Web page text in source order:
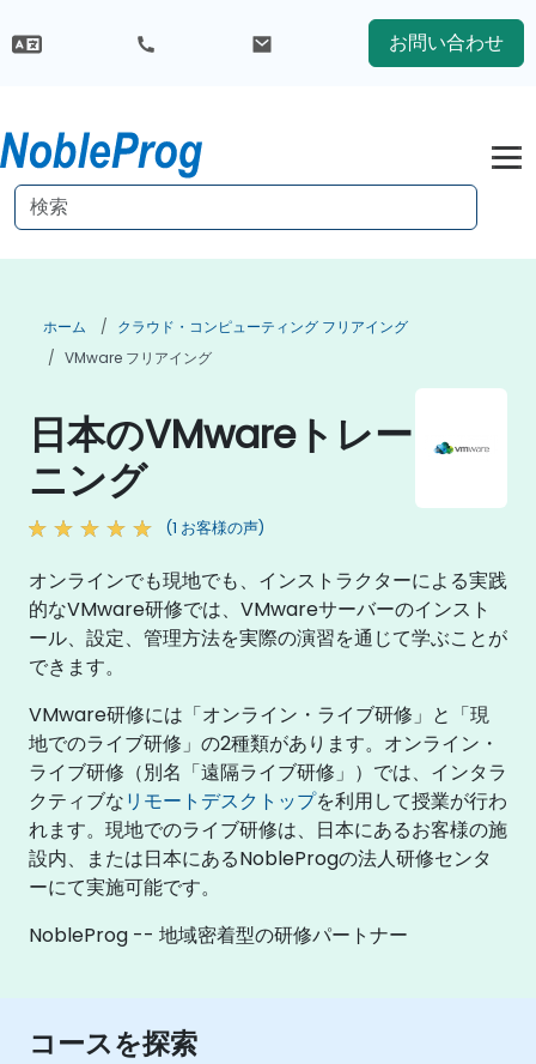
お問い合わせ
ホーム
クラウド・コンピューティング フリアイング
VMware フリアイング
日本のVMwareトレー
ニング
(1 お客様の声)
オンラインでも現地でも、インストラクターによる実践
的なVMware研修では、VMwareサーバーのインスト
ール、設定、管理方法を実際の演習を通じて学ぶことが
できます。
VMware研修には「オンライン・ライブ研修」と「現
地でのライブ研修」の2種類があります。オンライン・
ライブ研修（別名「遠隔ライブ研修」）では、インタラ
クティブなリモートデスクトップを利用して授業が行わ
れます。現地でのライブ研修は、日本にあるお客様の施
設内、または日本にあるNobleProgの法人研修センタ
ーにて実施可能です。
NobleProg -- 地域密着型の研修パートナー
コースを探索